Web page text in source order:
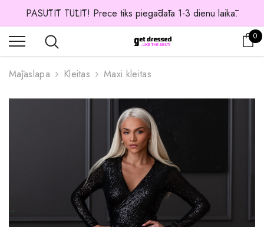
PASŪTĪT TŪLĪT! Prece tiks piegādāta 1-3 dienu laikā.
00
Mājaslapa Kleitas Maxi kleitas